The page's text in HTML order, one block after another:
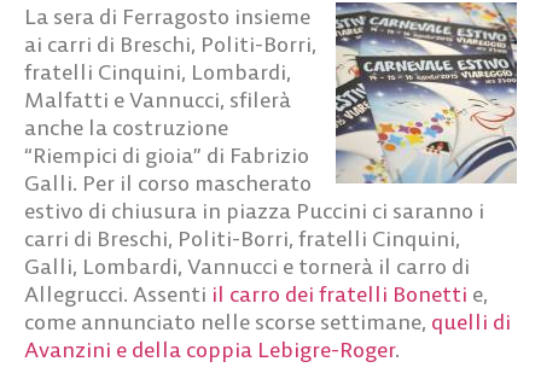
La sera di Ferragosto insieme
ai carri di Breschi, Politi-Borri,
fratelli Cinquini, Lombardi,
Malfatti e Vannucci, sfilerà
anche la costruzione
“Riempici di gioia” di Fabrizio
Galli. Per il corso mascherato
estivo di chiusura in piazza Puccini ci saranno i
carri di Breschi, Politi-Borri, fratelli Cinquini,
Galli, Lombardi, Vannucci e tornerà il carro di
Allegrucci. Assenti il carro dei fratelli Bonetti e,
come annunciato nelle scorse settimane, quelli di
Avanzini e della coppia Lebigre-Roger.